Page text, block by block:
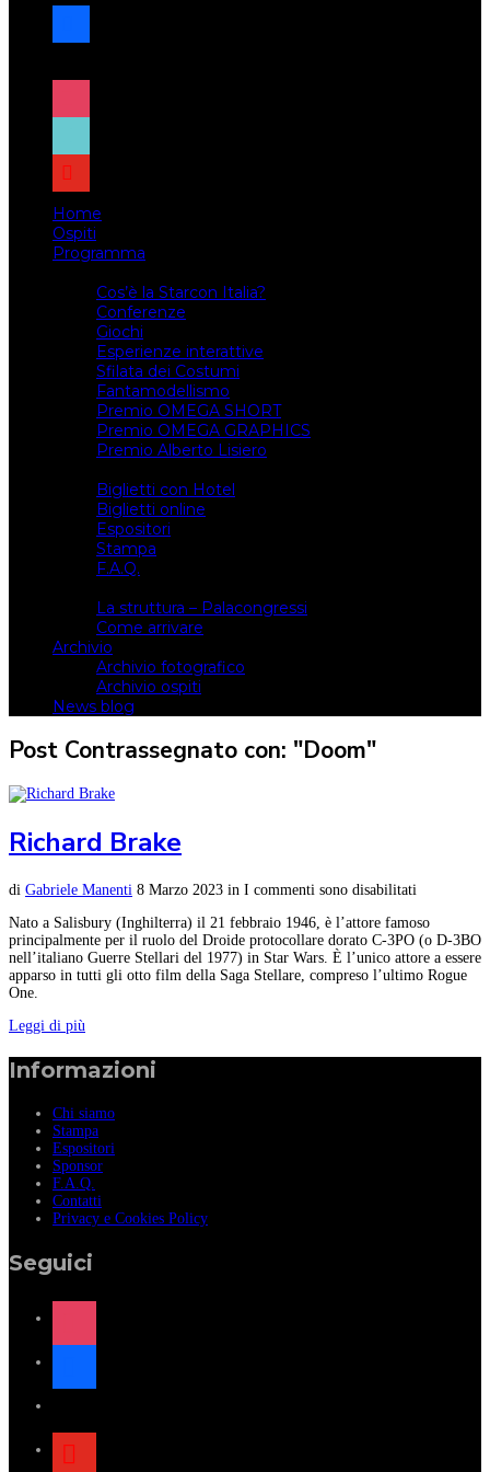
facebook
x
instagram
tiktok
youtube
Home
Ospiti
Programma
Cos’è la Starcon Italia?
Conferenze
Giochi
Esperienze interattive
Sfilata dei Costumi
Fantamodellismo
Premio OMEGA SHORT
Premio OMEGA GRAPHICS
Premio Alberto Lisiero
Biglietti con Hotel
Biglietti online
Espositori
Stampa
F.A.Q.
La struttura – Palacongressi
Come arrivare
Archivio
Archivio fotografico
Archivio ospiti
News blog
Post Contrassegnato con: "Doom"
Richard Brake
di Gabriele Manenti 8 Marzo 2023 in I commenti sono disabilitati
Nato a Salisbury (Inghilterra) il 21 febbraio 1946, è l’attore famoso
principalmente per il ruolo del Droide protocollare dorato C-3PO (o D-3BO
nell’italiano Guerre Stellari del 1977) in Star Wars. È l’unico attore a essere
apparso in tutti gli otto film della Saga Stellare, compreso l’ultimo Rogue
One.
Leggi di più
Informazioni
Chi siamo
Stampa
Espositori
Sponsor
F.A.Q.
Contatti
Privacy e Cookies Policy
Seguici
instagram
facebook
x
youtube